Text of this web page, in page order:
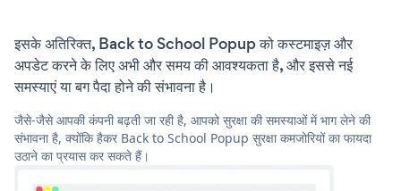
इसके अतिरिक्त, Back to School Popup को कस्टमाइज़ और
अपडेट करने के लिए अभी और समय की आवश्यकता है, और इससे नई
समस्याएं या बग पैदा होने की संभावना है।
जैसे-जैसे आपकी कंपनी बढ़ती जा रही है, आपको सुरक्षा की समस्याओं में भाग लेने की
संभावना है, क्योंकि हैकर Back to School Popup सुरक्षा कमजोरियों का फायदा
उठाने का प्रयास कर सकते हैं।